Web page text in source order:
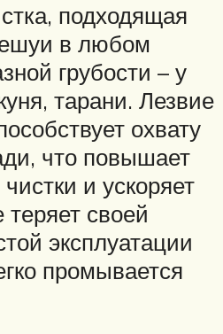
подходящая
в любом
грубости – у
тарани. Лезвие
охвату
что повышает
и ускоряет
своей
эксплуатации
промывается